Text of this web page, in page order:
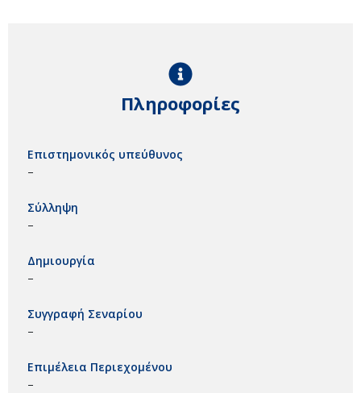
Πληροφορίες
Επιστημονικός υπεύθυνος
–
Σύλληψη
–
Δημιουργία
–
Συγγραφή Σεναρίου
–
Επιμέλεια Περιεχομένου
–